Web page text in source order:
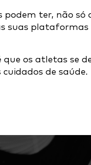
podem ter, não
suas plataformas
que os atletas se
de saúde.